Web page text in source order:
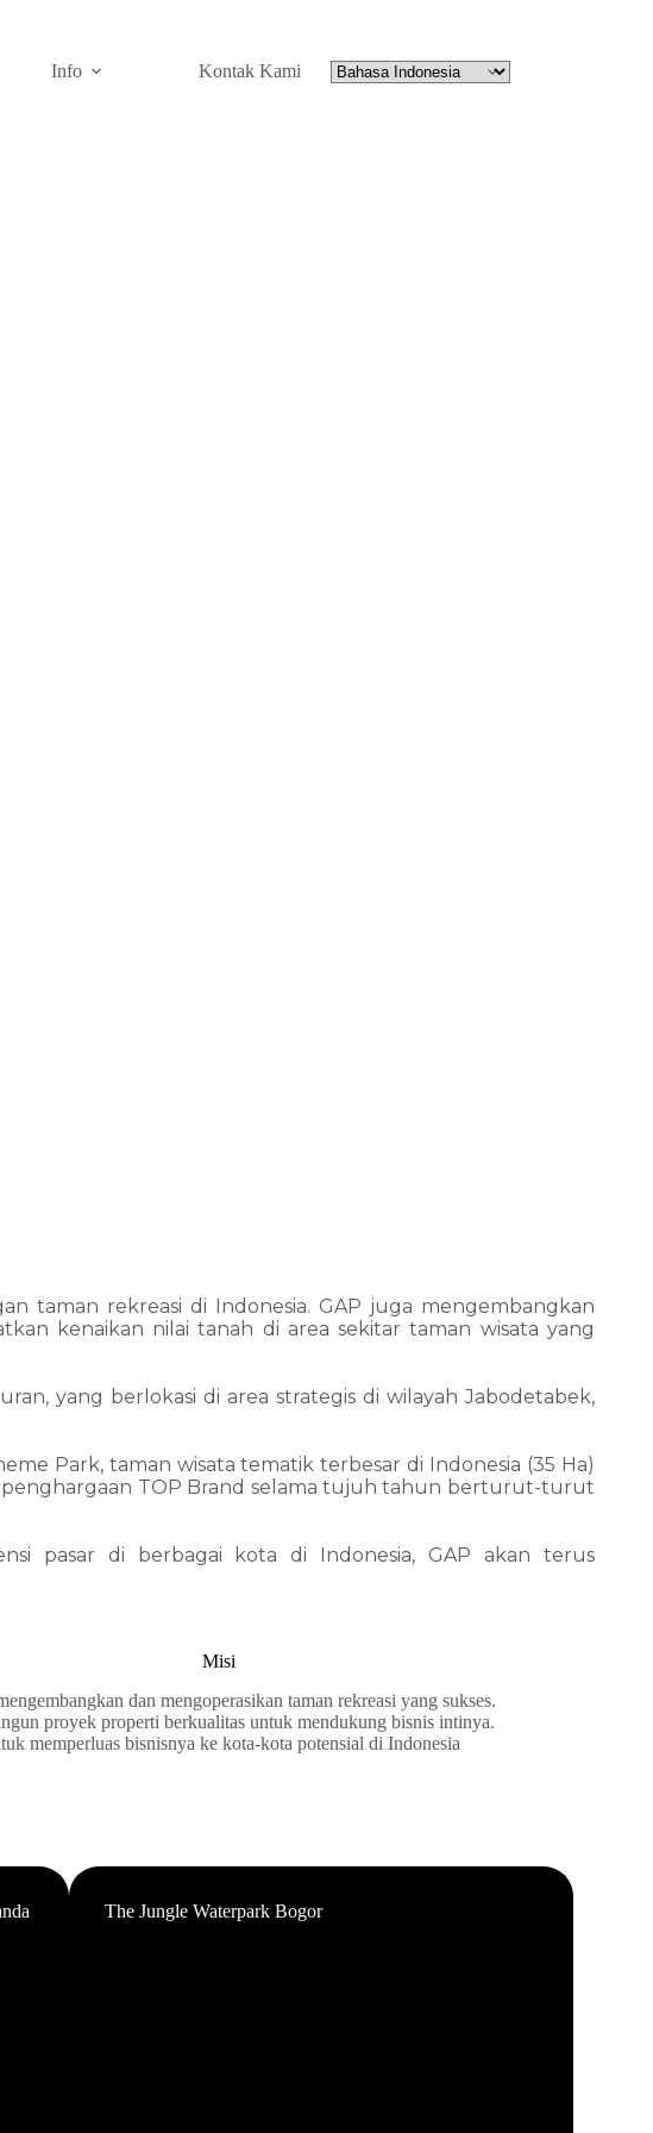
Info Kontak Kami
taman rekreasi di Indonesia. GAP juga mengembangkan
kenaikan nilai tanah di area sekitar taman wisata yang
yang berlokasi di area strategis di wilayah Jabodetabek,
Park, taman wisata tematik terbesar di Indonesia (35 Ha)
TOP Brand selama tujuh tahun berturut-turut
pasar di berbagai kota di Indonesia, GAP akan terus
Misi
dan mengoperasikan taman rekreasi yang sukses.
proyek properti berkualitas untuk mendukung bisnis intinya.
memperluas bisnisnya ke kota-kota potensial di Indonesia
The Jungle Waterpark Bogor